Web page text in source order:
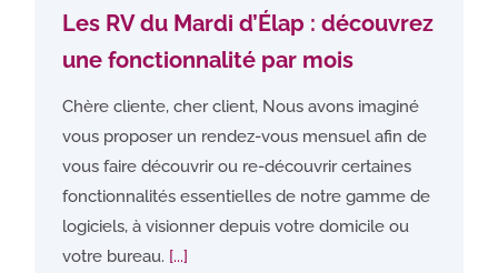
Les RV du Mardi d’Élap : découvrez
une fonctionnalité par mois
Chère cliente, cher client, Nous avons imaginé
vous proposer un rendez-vous mensuel afin de
vous faire découvrir ou re-découvrir certaines
fonctionnalités essentielles de notre gamme de
logiciels, à visionner depuis votre domicile ou
votre bureau. [...]